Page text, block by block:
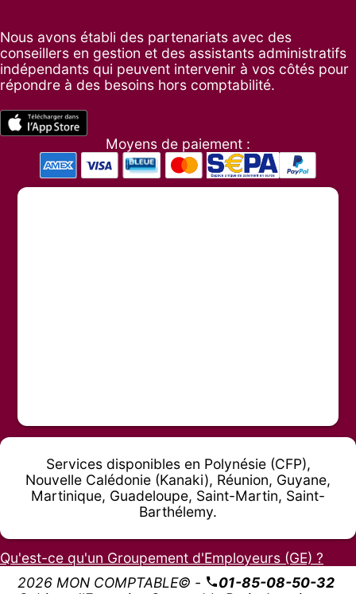
Nous avons établi des partenariats avec des
conseillers en gestion et des assistants administratifs
indépendants qui peuvent intervenir à vos côtés pour
répondre à des besoins hors comptabilité.
Moyens de paiement :
Services disponibles en Polynésie (CFP),
Nouvelle Calédonie (Kanaki), Réunion, Guyane,
Martinique, Guadeloupe, Saint-Martin, Saint-
Barthélemy.
Qu'est-ce qu'un Groupement d'Employeurs (GE) ?
2026 MON COMPTABLE© -
01-85-08-50-32